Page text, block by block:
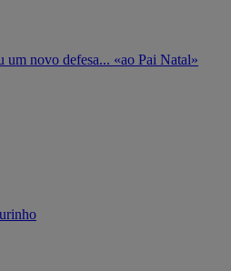
um novo defesa... «ao Pai Natal»